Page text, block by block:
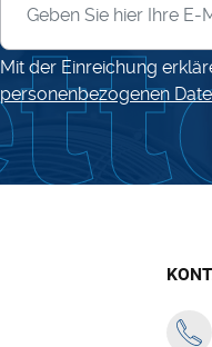
Mit der Einreichung
personenbezogenen